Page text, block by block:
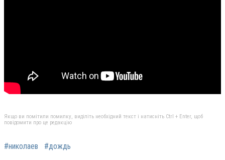
Якщо ви помітили помилку, виділіть необхідний текст і натисніть Ctrl + Enter, щоб
повідомити про це редакцію
#николаев #дождь